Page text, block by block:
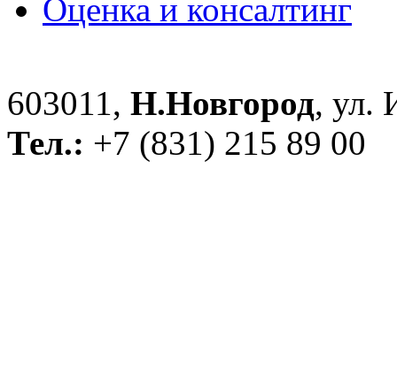
Оценка и консалтинг
603011, Н.Новгород, ул.
Тел.: +7 (831) 215 89 00